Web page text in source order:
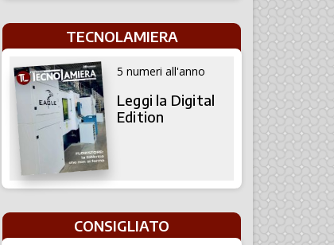
TECNOLAMIERA
5 numeri all'anno
Leggi la Digital
Edition
CONSIGLIATO